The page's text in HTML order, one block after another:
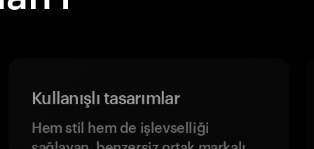
Kullanışlı tasarımlar
Hem stil hem de işlevselliği